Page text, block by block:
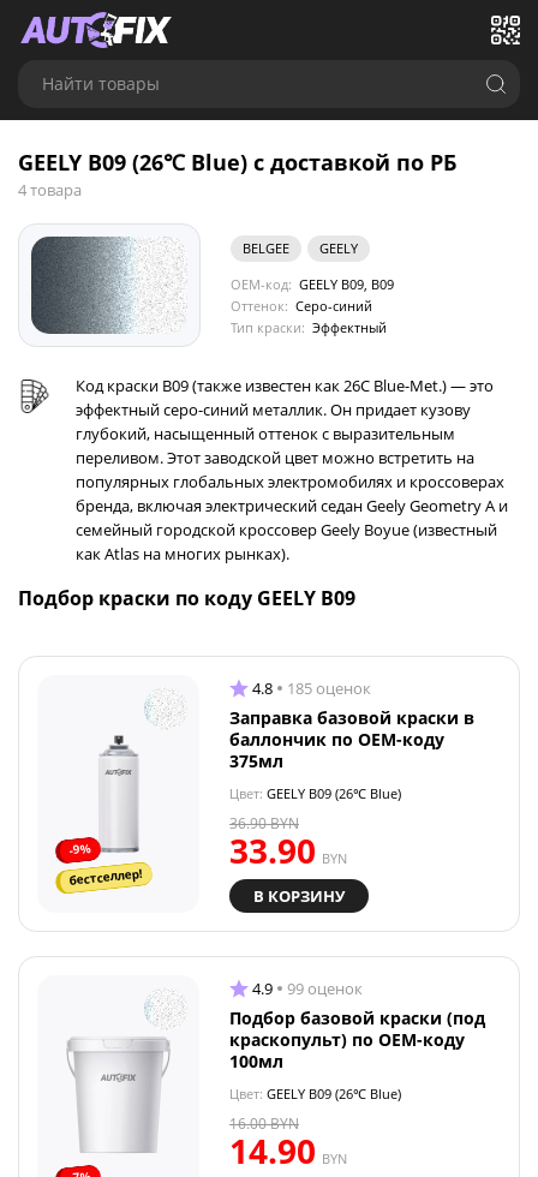
Найти товары
GEELY B09 (26℃ Blue) с доставкой по РБ
4 товара
BELGEE
GEELY
OEM-код: GEELY B09, B09
Оттенок: Серо-синий
Тип краски: Эффектный
Код краски B09 (также известен как 26C Blue-Met.) — это
эффектный серо-синий металлик. Он придает кузову
глубокий, насыщенный оттенок с выразительным
переливом. Этот заводской цвет можно встретить на
популярных глобальных электромобилях и кроссоверах
бренда, включая электрический седан Geely Geometry A и
семейный городской кроссовер Geely Boyue (известный
как Atlas на многих рынках).
Подбор краски по коду GEELY B09
-9%
бестселлер!
4.8 185 оценок
Заправка базовой краски в
баллончик по OEM-коду
375мл
Цвет: GEELY B09 (26℃ Blue)
33.90 BYN
36.90BYN
В КОРЗИНУ
4.9 99 оценок
Подбор базовой краски (под
краскопульт) по OEM-коду
100мл
Цвет: GEELY B09 (26℃ Blue)
14.90 BYN
16.00BYN